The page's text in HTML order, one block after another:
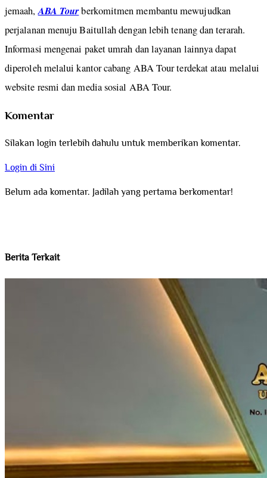
jemaah,ABA Tourberkomitmen membantu mewujudkan
perjalanan menuju Baitullah dengan lebih tenang dan terarah.
Informasi mengenai paket umrah dan layanan lainnya dapat
diperoleh melalui kantor cabang ABA Tour terdekat atau melalui
website resmi dan media sosial ABA Tour.
Komentar
Silakan login terlebih dahulu untuk memberikan komentar.
Login di Sini
Belum ada komentar. Jadilah yang pertama berkomentar!
Berita Terkait